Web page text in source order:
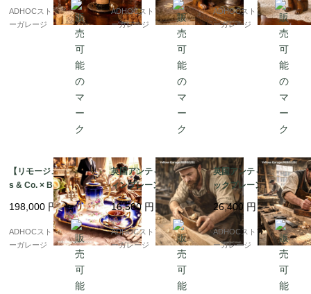
ADHOCストア・イエロ
ーガレージ
ADHOCストア・イエロ
ーガレージ
ADHOCストア・イエロ
ーガレージ
【リモージュ Deliniere
s & Co. × Bernardau
d】コバルトブルー金彩
フルティーセット（ト
レイ付）19世紀末 アン
ティーク
198,000 円
ADHOCストア・イエロ
ーガレージ
英国アンティーク コフ
ィンプレーン（棺型か
んな）210mm WARR
ANTED CAST STEEL
刃付 木製大工道具 19
世紀ヴィンテージ
16,500 円
ADHOCストア・イエロ
ーガレージ
英国アンティーク ジャ
ックプレーン 430mm
木製ボディ グリップ付
WARRANTED CAST S
TEEL刃 19世紀ヴィン
テージ木工工具
26,400 円
ADHOCストア・イエロ
ーガレージ